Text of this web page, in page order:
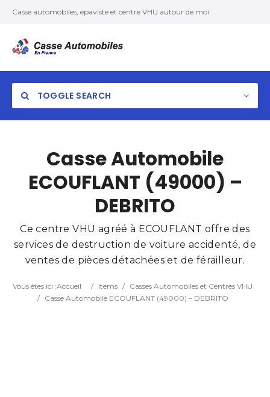
Casse automobiles, épaviste et centre VHU autour de moi
TOGGLE SEARCH
Search
Casse Automobile
ECOUFLANT (49000) –
DEBRITO
Ce centre VHU agréé à ECOUFLANT offre des
services de destruction de voiture accidenté, de
ventes de pièces détachées et de férailleur.
Vous êtes ici :Accueil / Items / Casses Automobiles et Centres VHU
/
Casse Automobile ECOUFLANT (49000) – DEBRITO